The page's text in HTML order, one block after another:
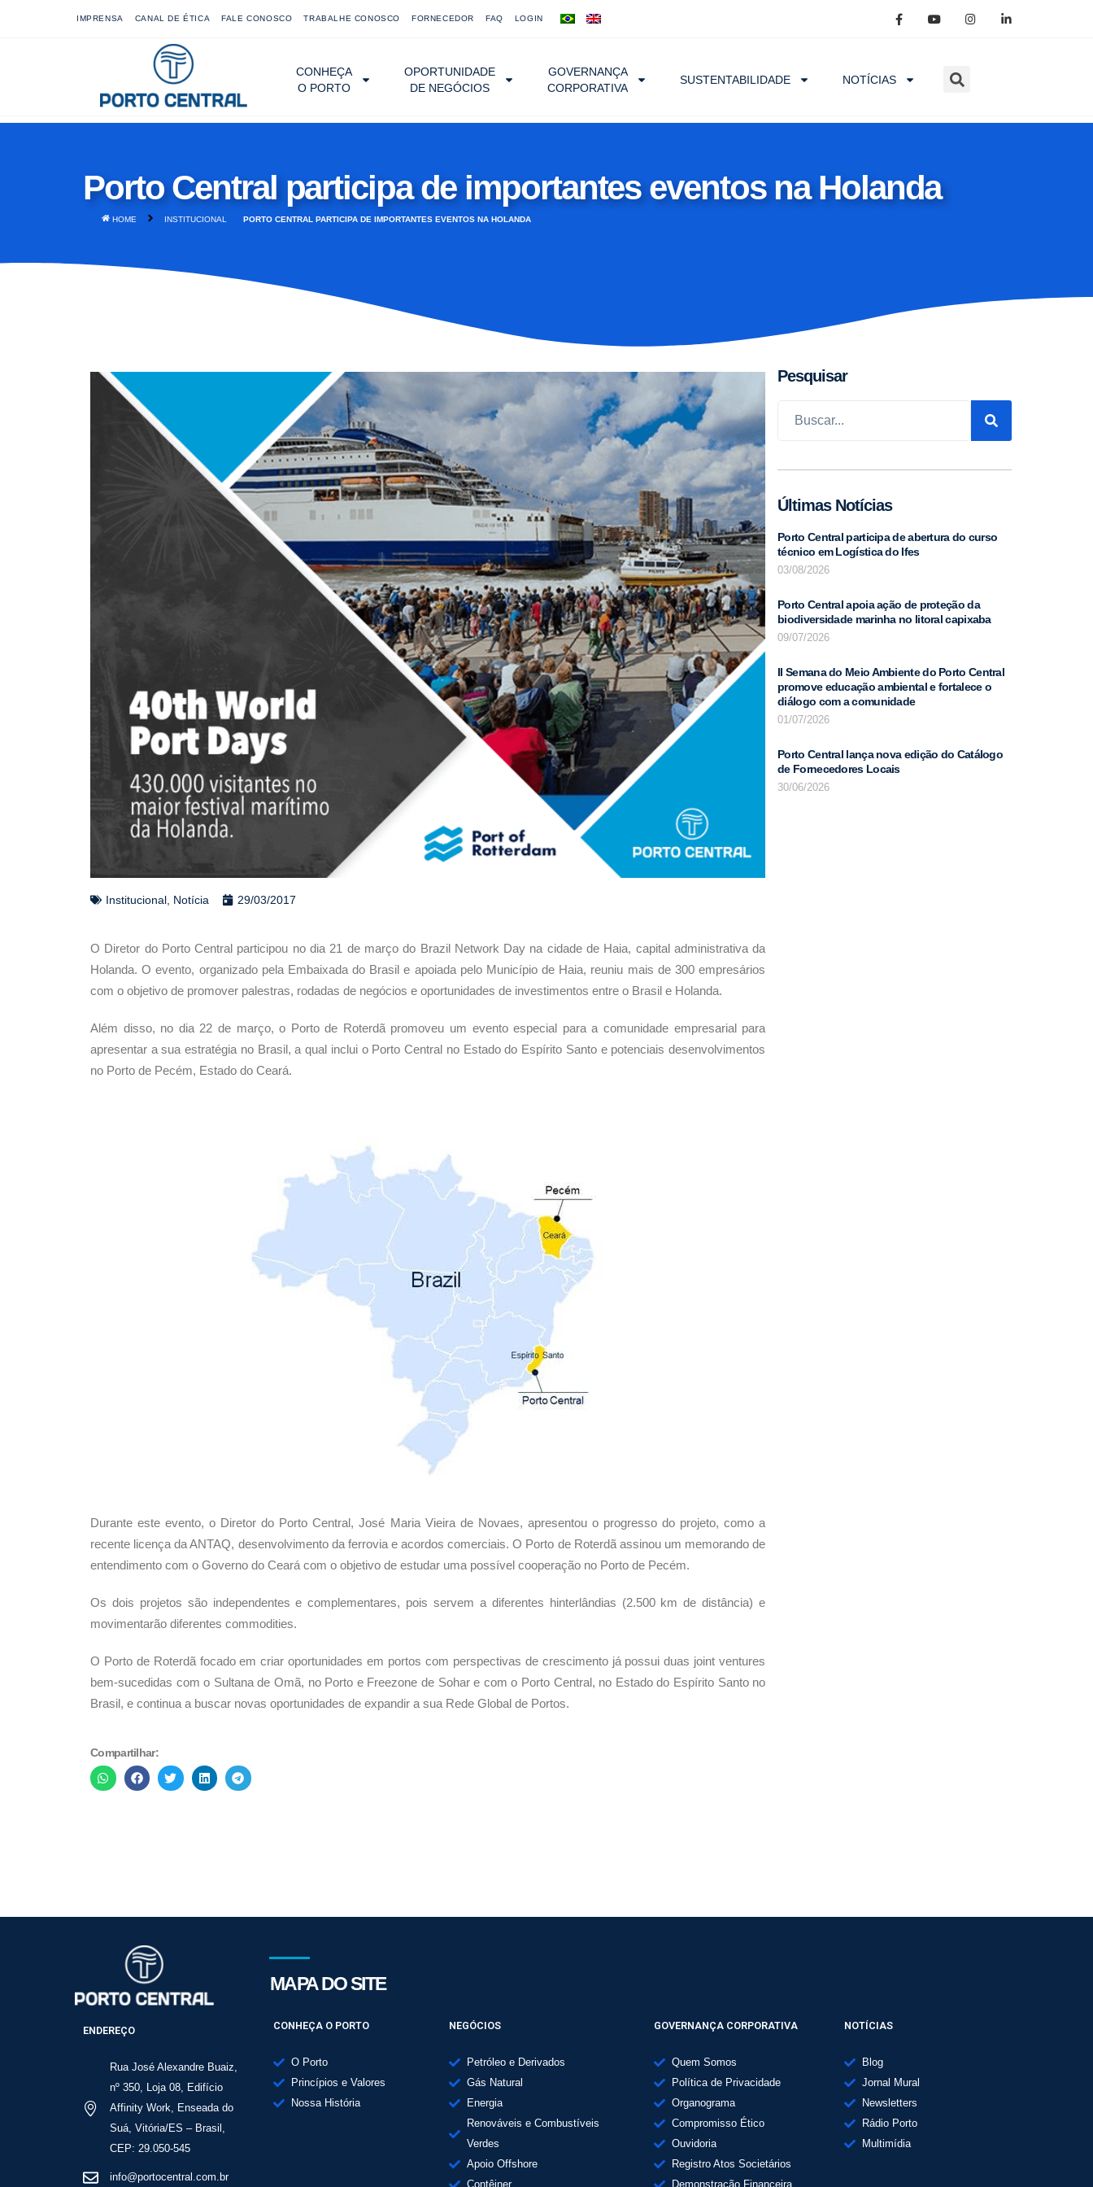
IMPRENSA CANAL DE ÉTICA FALE CONOSCO TRABALHE CONOSCO FORNECEDOR FAQ LOGIN
CONHEÇA
O PORTO
OPORTUNIDADE
DE NEGÓCIOS
GOVERNANÇA
CORPORATIVA
SUSTENTABILIDADE NOTÍCIAS
Porto Central participa de importantes eventos na Holanda
HOME INSTITUCIONAL PORTO CENTRAL PARTICIPA DE IMPORTANTES EVENTOS NA HOLANDA
Institucional, Notícia 29/03/2017
O Diretor do Porto Central participou no dia 21 de março do Brazil Network Day na cidade de Haia, capital administrativa da
Holanda. O evento, organizado pela Embaixada do Brasil e apoiada pelo Município de Haia, reuniu mais de 300 empresários
com o objetivo de promover palestras, rodadas de negócios e oportunidades de investimentos entre o Brasil e Holanda.
Além disso, no dia 22 de março, o Porto de Roterdã promoveu um evento especial para a comunidade empresarial para
apresentar a sua estratégia no Brasil, a qual inclui o Porto Central no Estado do Espírito Santo e potenciais desenvolvimentos
no Porto de Pecém, Estado do Ceará.
Durante este evento, o Diretor do Porto Central, José Maria Vieira de Novaes, apresentou o progresso do projeto, como a
recente licença da ANTAQ, desenvolvimento da ferrovia e acordos comerciais. O Porto de Roterdã assinou um memorando de
entendimento com o Governo do Ceará com o objetivo de estudar uma possível cooperação no Porto de Pecém.
Os dois projetos são independentes e complementares, pois servem a diferentes hinterlândias (2.500 km de distância) e
movimentarão diferentes commodities.
O Porto de Roterdã focado em criar oportunidades em portos com perspectivas de crescimento já possui duas joint ventures
bem-sucedidas com o Sultana de Omã, no Porto e Freezone de Sohar e com o Porto Central, no Estado do Espírito Santo no
Brasil, e continua a buscar novas oportunidades de expandir a sua Rede Global de Portos.
Compartilhar:
Pesquisar
Últimas Notícias
Porto Central participa de abertura do curso
técnico em Logística do Ifes
03/08/2026
Porto Central apoia ação de proteção da
biodiversidade marinha no litoral capixaba
09/07/2026
II Semana do Meio Ambiente do Porto Central
promove educação ambiental e fortalece o
diálogo com a comunidade
01/07/2026
Porto Central lança nova edição do Catálogo
de Fornecedores Locais
30/06/2026
ENDEREÇO
Rua José Alexandre Buaiz,
nº 350, Loja 08, Edifício
Affinity Work, Enseada do
Suá, Vitória/ES – Brasil,
CEP: 29.050-545
info@portocentral.com.br
MAPA DO SITE
CONHEÇA O PORTO
O Porto
Princípios e Valores
Nossa História
NEGÓCIOS
Petróleo e Derivados
Gás Natural
Energia
Renováveis e Combustíveis
Verdes
Apoio Offshore
Contêiner
GOVERNANÇA CORPORATIVA
Quem Somos
Política de Privacidade
Organograma
Compromisso Ético
Ouvidoria
Registro Atos Societários
Demonstração Financeira
NOTÍCIAS
Blog
Jornal Mural
Newsletters
Rádio Porto
Multimídia